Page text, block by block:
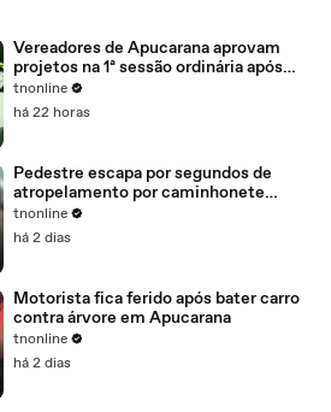
Vereadores de Apucarana aprovam
projetos na 1ª sessão ordinária após
recesso
tnonline
há 22 horas
Pedestre escapa por segundos de
atropelamento por caminhonete
desgovernada em Cianorte (PR)
tnonline
há 2 dias
Motorista fica ferido após bater carro
contra árvore em Apucarana
tnonline
há 2 dias